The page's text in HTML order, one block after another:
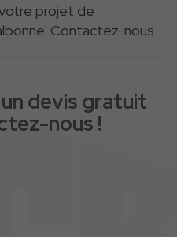
projet de
Contactez-nous
devis gratuit
nous !